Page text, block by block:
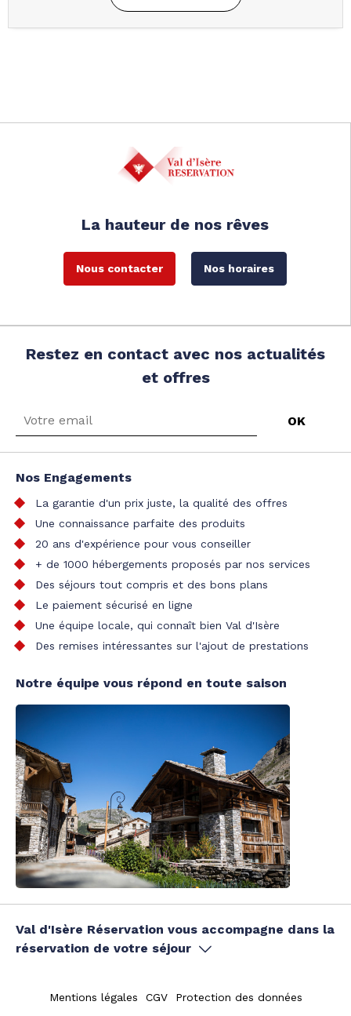
La hauteur de nos rêves
Nous contacter Nos horaires
Restez en contact avec nos actualités
et offres
Nos Engagements
La garantie d'un prix juste, la qualité des offres
Une connaissance parfaite des produits
20 ans d'expérience pour vous conseiller
+ de 1000 hébergements proposés par nos services
Des séjours tout compris et des bons plans
Le paiement sécurisé en ligne
Une équipe locale, qui connaît bien Val d'Isère
Des remises intéressantes sur l'ajout de prestations
Notre équipe vous répond en toute saison
Val d'Isère Réservation vous accompagne dans la
réservation de votre séjour
Mentions légales CGV
Protection des données